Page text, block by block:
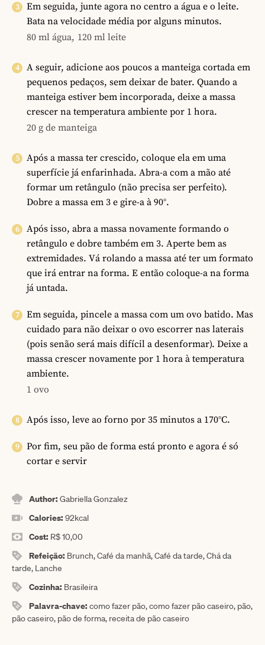
Em seguida, junte agora no centro a água e o leite.
Bata na velocidade média por alguns minutos.
80 ml água, 120 ml leite
A seguir, adicione aos poucos a manteiga cortada em
pequenos pedaços, sem deixar de bater. Quando a
manteiga estiver bem incorporada, deixe a massa
crescer na temperatura ambiente por 1 hora.
20 g de manteiga
Após a massa ter crescido, coloque ela em uma
superfície já enfarinhada. Abra-a com a mão até
formar um retângulo (não precisa ser perfeito).
Dobre a massa em 3 e gire-a à 90°.
Após isso, abra a massa novamente formando o
retângulo e dobre também em 3. Aperte bem as
extremidades. Vá rolando a massa até ter um formato
que irá entrar na forma. E então coloque-a na forma
já untada.
Em seguida, pincele a massa com um ovo batido. Mas
cuidado para não deixar o ovo escorrer nas laterais
(pois senão será mais difícil a desenformar). Deixe a
massa crescer novamente por 1 hora à temperatura
ambiente.
1 ovo
Após isso, leve ao forno por 35 minutos a 170°C.
Por fim, seu pão de forma está pronto e agora é só
cortar e servir
Author:Gabriella Gonzalez
Calories:92kcal
Cost: R$ 10,00
Refeição: Brunch, Café da manhã, Café da tarde, Chá da
tarde, Lanche
Cozinha: Brasileira
Palavra-chave:como fazer pão, como fazer pão caseiro, pão,
pão caseiro, pão de forma, receita de pão caseiro